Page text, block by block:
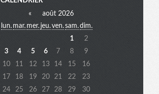
e
n
«
août 2026
lun. mar. mer. jeu.ven.sam.dim.
1
2
3
4 5 6 7 8
9
10
11 12 13 14 15
16
17
18 19 20 21 22
23
24
25 26 27 28 29
30